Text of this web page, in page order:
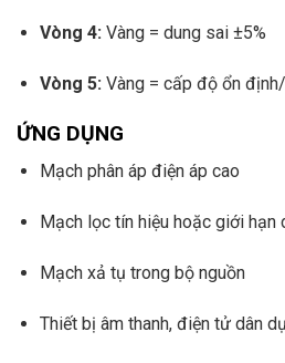
Vòng 4:Vàng = dung sai ±5%
Vòng 5:Vàng = cấp độ ổn
ỨNG DỤNG
Mạch phân áp điện áp cao
Mạch lọc tín hiệu hoặc giới hạn
Mạch xả tụ trong bộ nguồn
Thiết bị âm thanh, điện tử dân